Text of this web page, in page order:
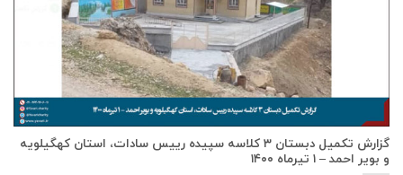
گزارش تکمیل دبستان ۳ کلاسه سپيده رييس سادات، استان كهگيلويه
و بوير احمد – ۱ تیرماه ۱۴۰۰